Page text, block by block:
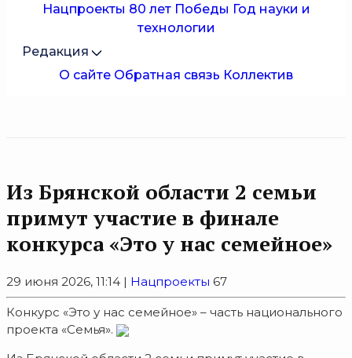
Нацпроекты 80 лет Победы Год науки и
технологии
Редакция
О сайте Обратная связь Коллектив
Из Брянской области 2 семьи
примут участие в финале
конкурса «Это у нас семейное»
29 июня 2026, 11:14 | Нацпроекты 67
Конкурс «Это у нас семейное» – часть национального
проекта «Семья».